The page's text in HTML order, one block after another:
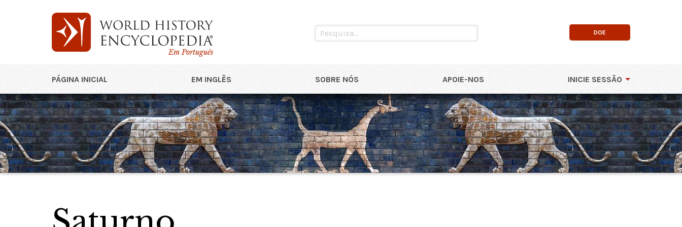
Em Português
DOE
PÁGINA INICIAL EM INGLÊS SOBRE NÓS APOIE-NOS INICIE SESSÃO